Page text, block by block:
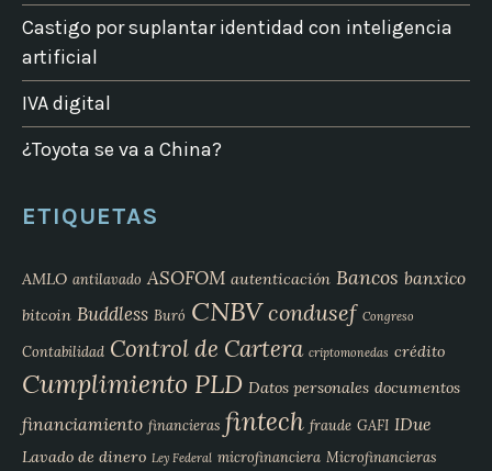
Castigo por suplantar identidad con inteligencia
artificial
IVA digital
¿Toyota se va a China?
ETIQUETAS
AMLO antilavado ASOFOM autenticación Bancos banxico
bitcoin Buddless Buró CNBVcondusef Congreso
Contabilidad Control de Cartera criptomonedas crédito
Cumplimiento PLD Datos personales documentos
financiamiento financieras fintech fraude GAFI IDue
Lavado de dinero Ley Federal microfinanciera Microfinancieras